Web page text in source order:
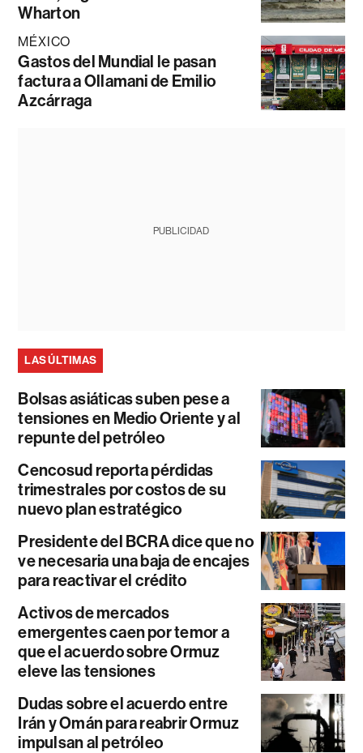
Wharton
MÉXICO
Gastos del Mundial le pasan
factura a Ollamani de Emilio
Azcárraga
PUBLICIDAD
LAS ÚLTIMAS
Bolsas asiáticas suben pese a
tensiones en Medio Oriente y al
repunte del petróleo
Cencosud reporta pérdidas
trimestrales por costos de su
nuevo plan estratégico
Presidente del BCRA dice que no
ve necesaria una baja de encajes
para reactivar el crédito
Activos de mercados
emergentes caen por temor a
que el acuerdo sobre Ormuz
eleve las tensiones
Dudas sobre el acuerdo entre
Irán y Omán para reabrir Ormuz
impulsan al petróleo